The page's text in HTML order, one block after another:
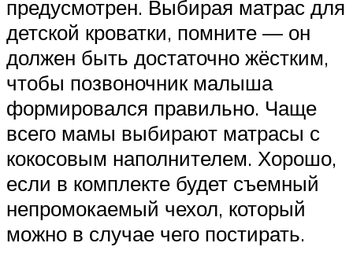
предусмотрен. Выбирая матрас для
детской кроватки, помните — он
должен быть достаточно жёстким,
чтобы позвоночник малыша
формировался правильно. Чаще
всего мамы выбирают матрасы с
кокосовым наполнителем. Хорошо,
если в комплекте будет съемный
непромокаемый чехол, который
можно в случае чего постирать.